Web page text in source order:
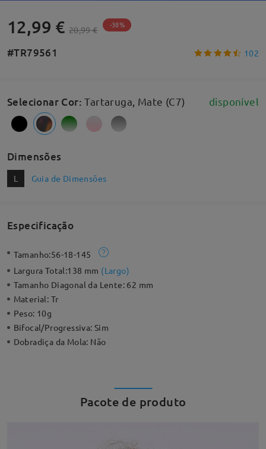
12,99 € 20,99 € -38%
#TR79561 102
Selecionar Cor:Tartaruga, Mate (C7) disponível
Dimensões
L Guia de Dimensões
Especificação
Tamanho:56-18-145
Largura Total:138 mm (Largo)
Tamanho Diagonal da Lente: 62 mm
Material: Tr
Peso: 10g
Bifocal/Progressiva:Sim
Dobradiça da Mola: Não
Pacote de produto